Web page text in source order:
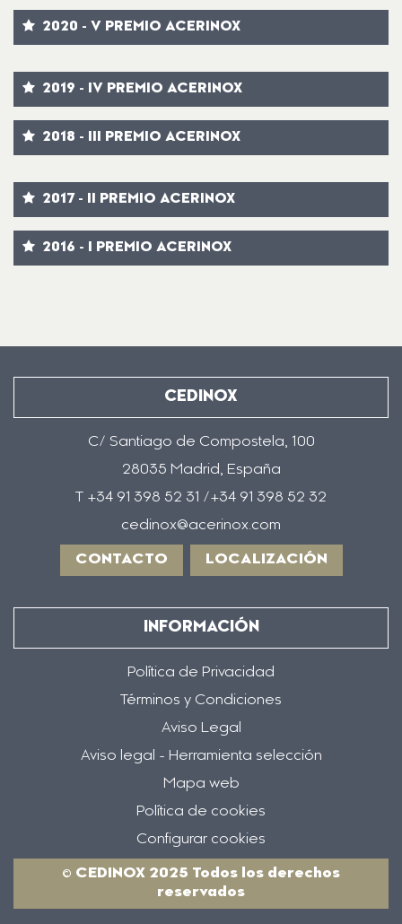
2020 - V PREMIO ACERINOX
2019 - IV PREMIO ACERINOX
2018 - III PREMIO ACERINOX
2017 - II PREMIO ACERINOX
2016 - I PREMIO ACERINOX
CEDINOX
C/ Santiago de Compostela, 100
28035 Madrid, España
T +34 91 398 52 31 /+34 91 398 52 32
cedinox@acerinox.com
CONTACTO LOCALIZACIÓN
INFORMACIÓN
Política de Privacidad
Términos y Condiciones
Aviso Legal
Aviso legal - Herramienta selección
Mapa web
Política de cookies
Configurar cookies
© CEDINOX 2025 Todos los derechos
reservados